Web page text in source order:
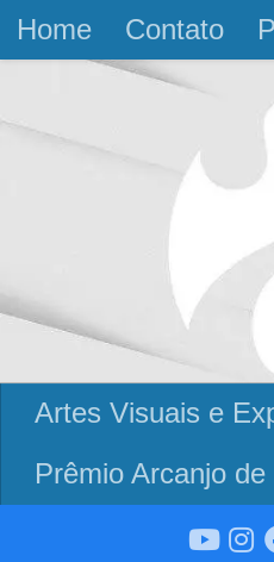
Skip to content
Home Contato
Artes Visuais e
Prêmio Arcanjo